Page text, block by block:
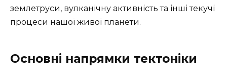
землетруси, вулканічну активність та інші текучі
процеси нашої живої планети.
Основні напрямки тектоніки